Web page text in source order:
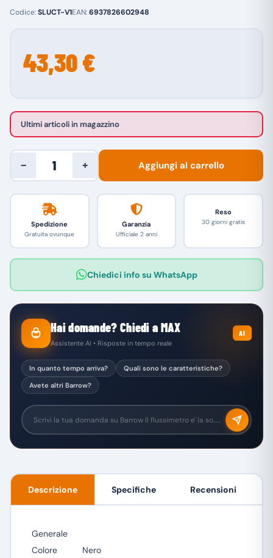
Codice:SLUCT-V1EAN:6937826602948
43,30 €
Ultimi articoli in magazzino
− + Aggiungi al carrello
Spedizione
Gratuita ovunque
Garanzia
Ufficiale 2 anni
Reso
30 giorni gratis
Chiedici info su WhatsApp
Hai domande? Chiedi a MAX
Assistente AI • Risposte in tempo reale
AI
In quanto tempo arriva?
Quali sono le caratteristiche?
Avete altri Barrow?
Descrizione Specifiche Recensioni
Generale
Colore
Nero